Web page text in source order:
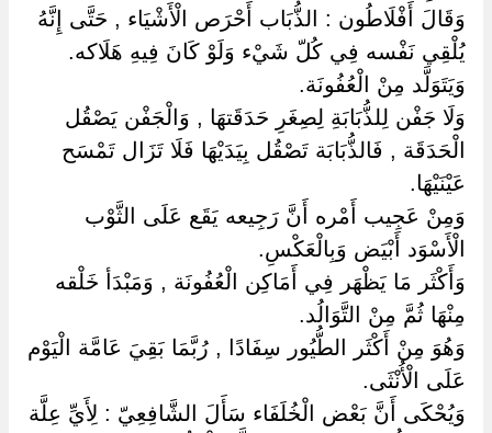
وَقَالَ أَفْلَاطُون : الذُّبَاب أَحْرَص الْأَشْيَاء , حَتَّى إِنَّهُ
يُلْقِي نَفْسه فِي كُلّ شَيْء وَلَوْ كَانَ فِيهِ هَلَاكه.
وَيَتَوَلَّد مِنْ الْعُفُونَة.
وَلَا جَفْن لِلذُّبَابَةِ لِصِغَرِ حَدَقَتهَا , وَالْجَفْن يَصْقُل
الْحَدَقَة , فَالذُّبَابَة تَصْقُل بِيَدَيْهَا فَلَا تَزَال تَمْسَح
عَيْنَيْهَا.
وَمِنْ عَجِيب أَمْره أَنَّ رَجِيعه يَقَع عَلَى الثَّوْب
الْأَسْوَد أَبْيَض وَبِالْعَكْسِ.
وَأَكْثَر مَا يَظْهَر فِي أَمَاكِن الْعُفُونَة , وَمَبْدَأ خَلْقه
مِنْهَا ثُمَّ مِنْ التَّوَالُد.
وَهُوَ مِنْ أَكْثَر الطُّيُور سِفَادًا , رُبَّمَا بَقِيَ عَامَّة الْيَوْم
عَلَى الْأُنْثَى.
وَيُحْكَى أَنَّ بَعْض الْخُلَفَاء سَأَلَ الشَّافِعِيّ : لِأَيِّ عِلَّة